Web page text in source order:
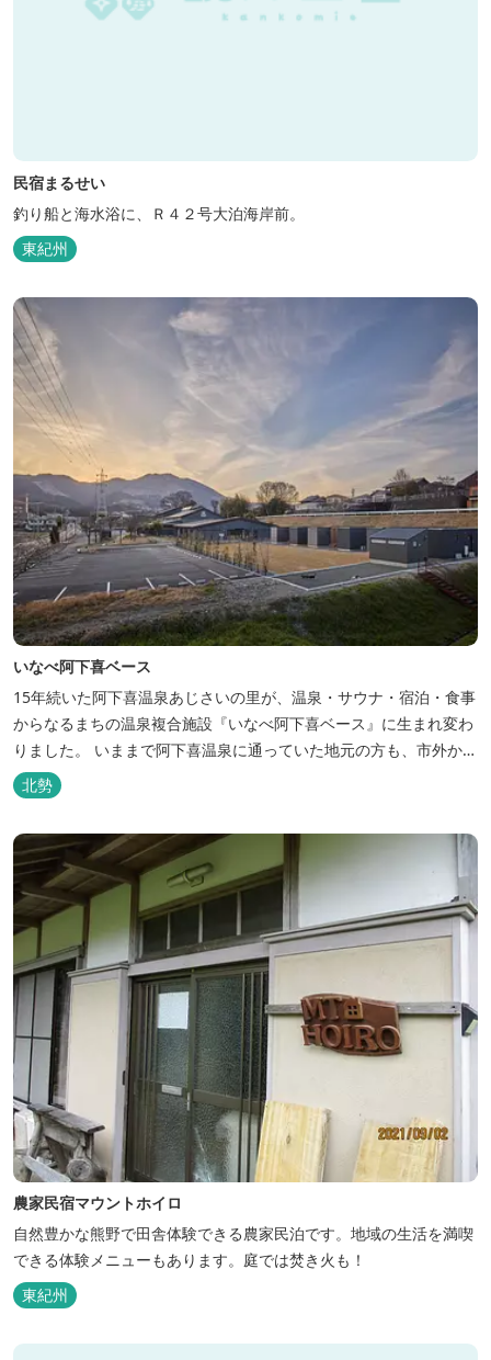
民宿まるせい
釣り船と海水浴に、Ｒ４２号大泊海岸前。
東紀州
いなべ阿下喜ベース
15年続いた阿下喜温泉あじさいの里が、温泉・サウナ・宿泊・食事
からなるまちの温泉複合施設『いなべ阿下喜ベース』に生まれ変わ
りました。 いままで阿下喜温泉に通っていた地元の方も、市外から
いなべ市に遊びに来られる方も楽しめる施設になります。今まで人
気だった温泉はそのままに、サウナエリアやコンテナタイプの宿
喜ベース」は、『自...
北勢
農家民宿マウントホイロ
自然豊かな熊野で田舎体験できる農家民泊です。地域の生活を満喫
できる体験メニューもあります。庭では焚き火も！
東紀州